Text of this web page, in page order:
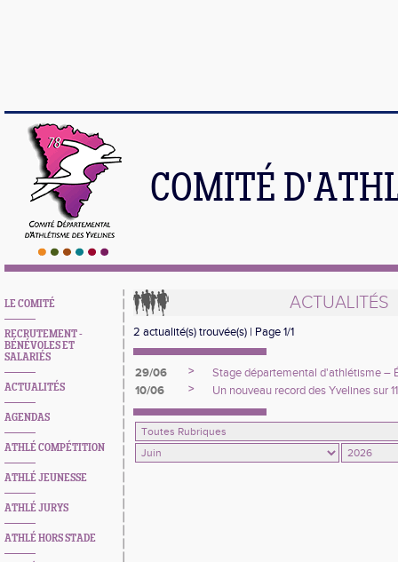
COMITÉ
LE COMITÉ
RECRUTEMENT -
BÉNÉVOLES ET
SALARIÉS
ACTUALITÉS
AGENDAS
ATHLÉ COMPÉTITION
ATHLÉ JEUNESSE
ATHLÉ JURYS
ATHLÉ HORS STADE
ACTUALITÉS
2 actualité(s) trouvée(s) | Page 1/1
29/06 >
Stage départemental d'athlétisme –
10/06
> Un nouveau record des Yvelines sur